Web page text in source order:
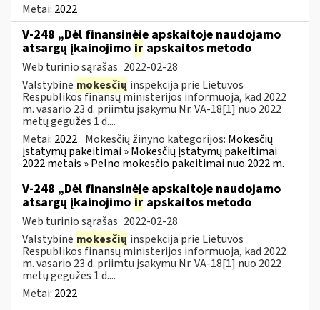
Metai: 2022
V-248 „Dėl finansinėje apskaitoje naudojamo
atsargų įkainojimo ir apskaitos metodo
Web turinio sąrašas 2022-02-28
Valstybinė mokesčių inspekcija prie Lietuvos
Respublikos finansų ministerijos informuoja, kad 2022
m. vasario 23 d. priimtu įsakymu Nr. VA-18[1] nuo 2022
metų gegužės 1 d....
Metai: 2022 Mokesčių žinyno kategorijos: Mokesčių
įstatymų pakeitimai » Mokesčių įstatymų pakeitimai
2022 metais » Pelno mokesčio pakeitimai nuo 2022 m.
V-248 „Dėl finansinėje apskaitoje naudojamo
atsargų įkainojimo ir apskaitos metodo
Web turinio sąrašas 2022-02-28
Valstybinė mokesčių inspekcija prie Lietuvos
Respublikos finansų ministerijos informuoja, kad 2022
m. vasario 23 d. priimtu įsakymu Nr. VA-18[1] nuo 2022
metų gegužės 1 d....
Metai: 2022